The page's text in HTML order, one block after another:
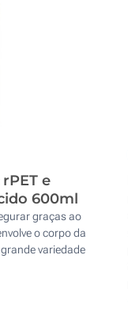
e
600ml
graças ao
o corpo da
variedade